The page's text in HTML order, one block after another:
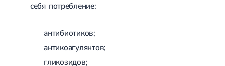
себя потребление:
антибиотиков;
антикоагулянтов;
гликозидов;